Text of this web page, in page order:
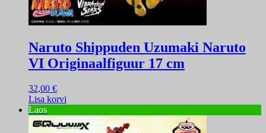
Naruto Shippuden Uzumaki Naruto
VI Originaalfiguur 17 cm
32,00 €
Lisa korvi
Laos